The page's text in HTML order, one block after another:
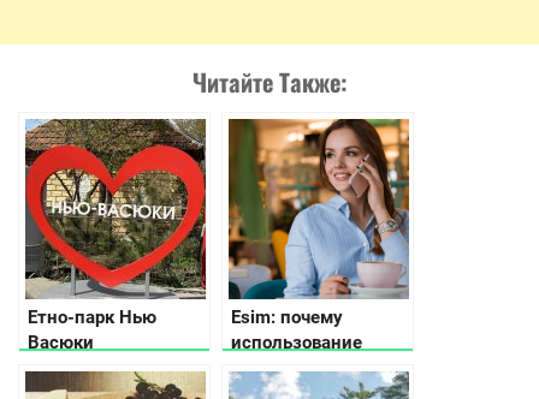
Читайте Также:
Етно-парк Нью
Васюки
Esim: почему
использование
стало популярным